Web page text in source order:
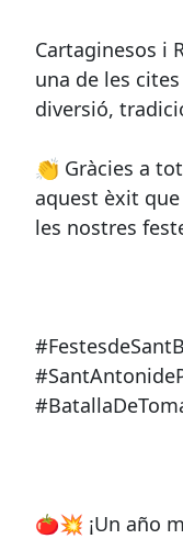
Cartaginesos i
una de les
diversió,
👏 Gràcies a
aquest èxit
les nostres
🍅💥 ¡Un año